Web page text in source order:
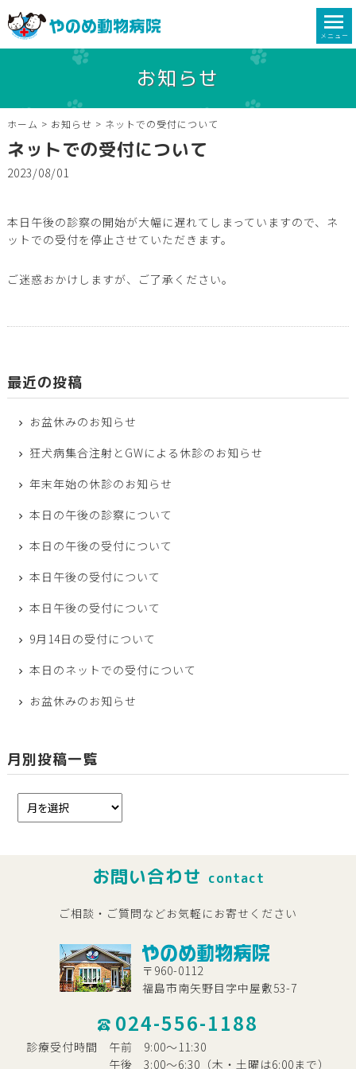
メニュー
お知らせ
ホーム > お知らせ > ネットでの受付について
ネットでの受付について
2023/08/01
本日午後の診察の開始が大幅に遅れてしまっていますので、ネ
ットでの受付を停止させていただきます。
ご迷惑おかけしますが、ご了承ください。
最近の投稿
お盆休みのお知らせ
狂犬病集合注射とGWによる休診のお知らせ
年末年始の休診のお知らせ
本日の午後の診察について
本日の午後の受付について
本日午後の受付について
本日午後の受付について
9月14日の受付について
本日のネットでの受付について
お盆休みのお知らせ
月別投稿一覧
お問い合わせ contact
ご相談・ご質問などお気軽にお寄せください
〒960-0112
福島市南矢野目字中屋敷53-7
024-556-1188
診療受付時間 午前
9:00～11:30
午後
3:00～6:30（木・土曜は6:00まで）